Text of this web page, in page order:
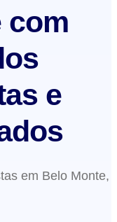
com
e
em Belo Monte,